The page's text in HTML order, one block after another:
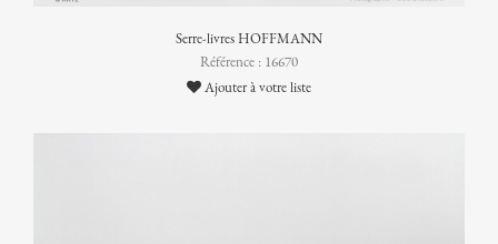
Serre-livres HOFFMANN
Référence : 16670
Ajouter à votre liste